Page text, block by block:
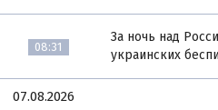
08:31
За ночь над
украинских
07.08.2026